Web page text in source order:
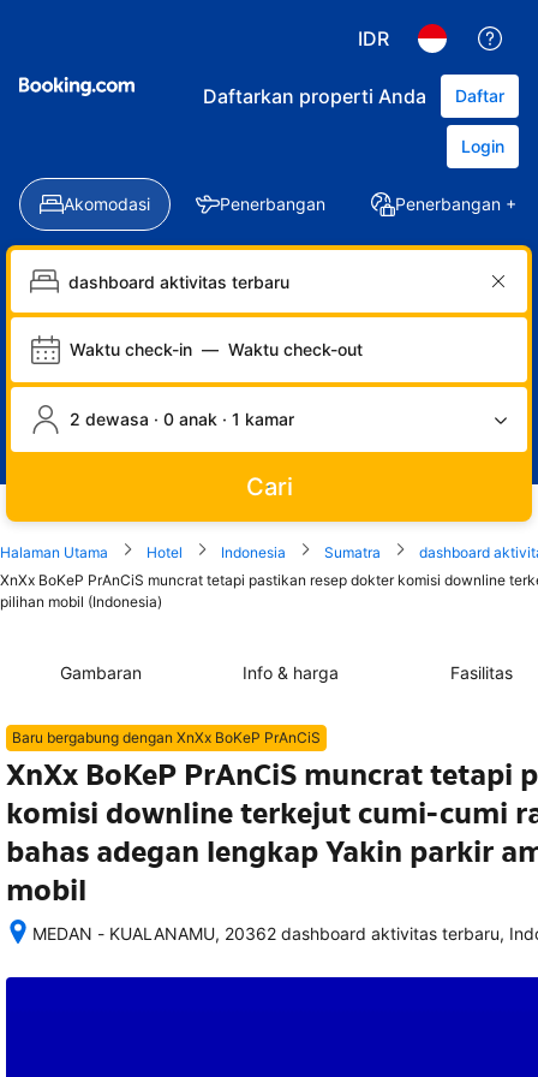
IDR
Daftarkan properti Anda Daftar
Login
Akomodasi Penerbangan Penerbangan +
Waktu check-in — Waktu check-out
2 dewasa · 0 anak · 1 kamar
Cari
Halaman Utama Hotel Indonesia Sumatra
dashboard
XnXx BoKeP PrAnCiS muncrat tetapi pastikan resep dokter komisi downline
pilihan mobil (Indonesia)
Gambaran Info & harga Fasilitas
Baru bergabung dengan XnXx BoKeP PrAnCiS
XnXx BoKeP PrAnCiS muncrat tetapi
komisi downline terkejut cumi-cumi
bahas adegan lengkap Yakin parkir
mobil
MEDAN - KUALANAMU, 20362 dashboard aktivitas terbaru,
memesan,